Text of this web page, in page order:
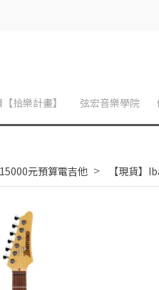
拾樂計畫】 弦宏音樂學院
15000元預算電吉他 【現貨】